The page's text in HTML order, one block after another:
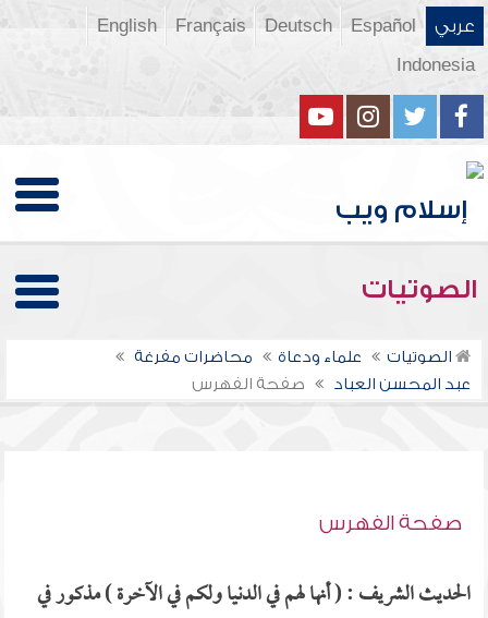
عربي Español
Deutsch
Français
English
Indonesia
الصوتيات
الصوتيات علماء ودعاة
محاضرات مفرغة
عبد المحسن العباد
صفحة الفهرس
صفحة الفهرس
الحديث الشريف : ( أنها لهم في الدنيا ولكم في الآخرة ) مذكور في